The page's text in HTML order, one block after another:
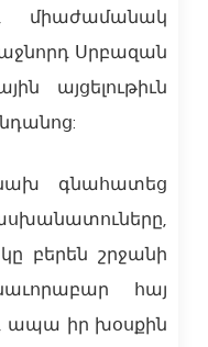
միաժամանակ
Սրբազան
այցելութիւն
գնահատեց
բերեն շրջանի
հայ
ապա իր խօսքին